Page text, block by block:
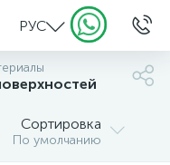
РУС
Сортировка
По умолчанию